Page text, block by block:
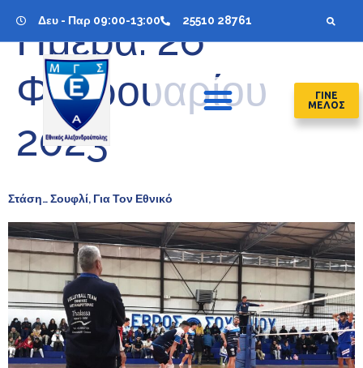
Δευ - Παρ 09:00-13:00 25510 28761
ΓΙΝΕ
ΜΕΛΟΣ
Ημέρα:26
Φεβρουαρίου
2023
Στάση… Σουφλί, Για Τον Εθνικό